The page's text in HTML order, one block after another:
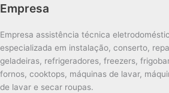
Empresa
Empresa assistência técnica
especializada em instalação, conserto,
geladeiras, refrigeradores, freezers,
fornos, cooktops, máquinas de lavar,
de lavar e secar roupas.